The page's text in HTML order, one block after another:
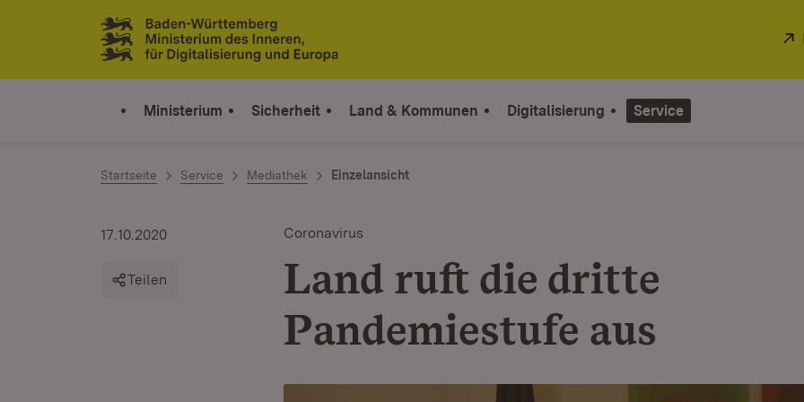
Zum Inhalt springen
Link zur Startseite
Ministerium Sicherheit Land & Kommunen Digitalisierung Service
Startseite Service Mediathek Einzelansicht
Coronavirus
Land ruft die dritte
Pandemiestufe aus
17.10.2020
Teilen